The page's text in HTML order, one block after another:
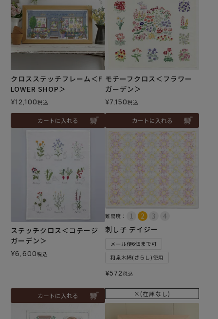
クロスステッチフレーム＜F
LOWER SHOP＞
¥12,100税込
カートに入れる
モチーフクロス＜フラワー
ガーデン＞
¥7,150税込
カートに入れる
ステッチクロス＜コテージ
ガーデン＞
¥6,600税込
カートに入れる
難易度：
刺し子 デイジー
メール便6個まで可
和泉木綿(さらし)使用
¥572税込
×(在庫なし)